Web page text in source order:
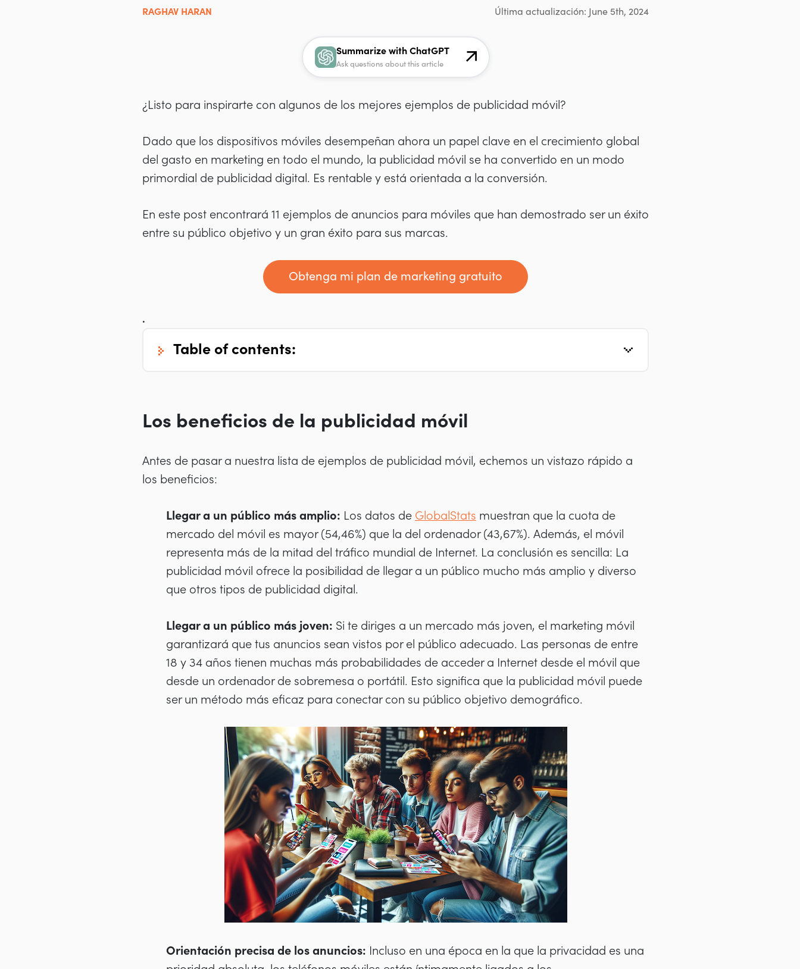
RAGHAV HARAN Última actualización: June 5th, 2024
Summarize with ChatGPT
Ask questions about this article
¿Listo para inspirarte con algunos de los mejores ejemplos de publicidad móvil?
Dado que los dispositivos móviles desempeñan ahora un papel clave en el crecimiento global
del gasto en marketing en todo el mundo, la publicidad móvil se ha convertido en un modo
primordial de publicidad digital. Es rentable y está orientada a la conversión.
En este post encontrará 11 ejemplos de anuncios para móviles que han demostrado ser un éxito
entre su público objetivo y un gran éxito para sus marcas.
Obtenga mi plan de marketing gratuito
.
table of contents:
Los beneficios de la publicidad móvil
Antes de pasar a nuestra lista de ejemplos de publicidad móvil, echemos un vistazo rápido a
los beneficios:
Llegar a un público más amplio: Los datos de GlobalStats muestran que la cuota de
mercado del móvil es mayor (54,46%) que la del ordenador (43,67%). Además, el móvil
representa más de la mitad del tráfico mundial de Internet. La conclusión es sencilla: La
publicidad móvil ofrece la posibilidad de llegar a un público mucho más amplio y diverso
que otros tipos de publicidad digital.
Llegar a un público más joven: Si te diriges a un mercado más joven, el marketing móvil
garantizará que tus anuncios sean vistos por el público adecuado. Las personas de entre
18 y 34 años tienen muchas más probabilidades de acceder a Internet desde el móvil que
desde un ordenador de sobremesa o portátil. Esto significa que la publicidad móvil puede
ser un método más eficaz para conectar con su público objetivo demográfico.
Orientación precisa de los anuncios: Incluso en una época en la que la privacidad es una